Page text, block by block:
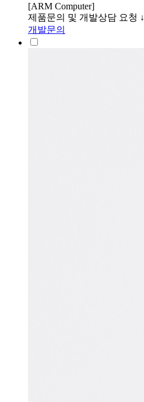
[ARM Computer]
제품문의 및 개발상담 요청 ↓
개발문의